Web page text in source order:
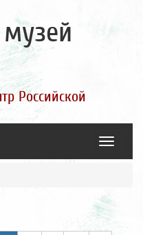
Российской
Toggle